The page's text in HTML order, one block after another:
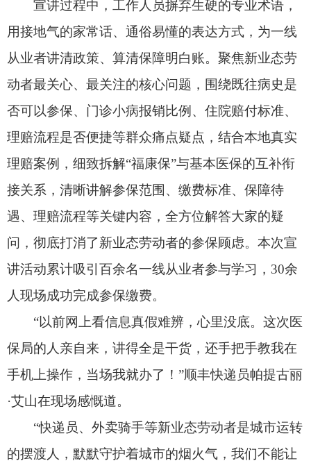
遇、理赔流程等关键内容，全方位解答大家的疑
问，彻底打消了新业态劳动者的参保顾虑。本次宣
讲活动累计吸引百余名一线从业者参与学习，30余
“以前网上看信息真假难辨，心里没底。这次医
保局的人亲自来，讲得全是干货，还手把手教我在
手机上操作，当场我就办了！”顺丰快递员帕提古丽
·艾山在现场感慨道。
“快递员、外卖骑手等新业态劳动者是城市运转
这群辛勤奔波的劳动者，在医疗保障上有所缺失、
有所掉队。”阿图什市医保局征缴科科长塔吉古力·
衣马木表示，下一步，阿图什市医保局将持续聚焦
新就业形态劳动者保障需求，持续开展下沉式宣讲
服务，精准推送医保惠民政策，简化参保办理流
保障服务，筑牢民生健康防线。
责任编辑：高兰